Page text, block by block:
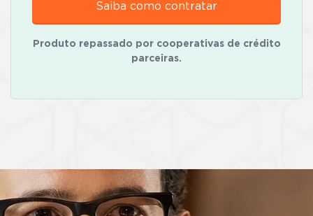
Saiba como contratar
Produto repassado por cooperativas de crédito
parceiras.